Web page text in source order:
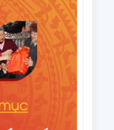
Việt Nam về việc
(1/10) và Tháng
2025
tuổi quốc gia lần
14/8/2025 của Ban
Việt Nam về việc
nhân dân Cuba
Việt Nam về việc